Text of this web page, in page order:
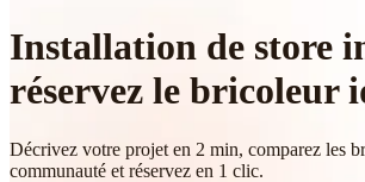
Installation de store
réservez le bricoleur
Décrivez votre projet en 2 min, comparez les
communauté et réservez en 1 clic.